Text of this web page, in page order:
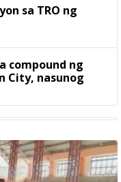
sa TRO ng
compound ng
City, nasunog